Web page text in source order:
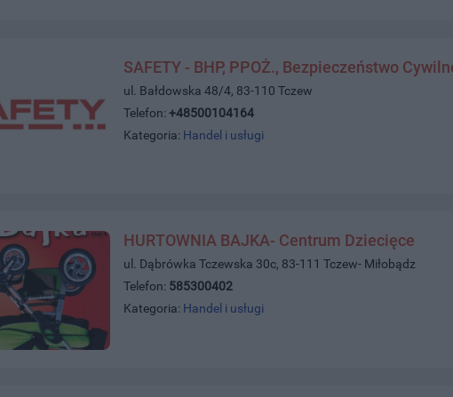
SAFETY - BHP, PPOŻ., Bezpieczeństwo
ul. Bałdowska 48/4, 83-110 Tczew
Telefon:+48500104164
Kategoria: Handel i usługi
HURTOWNIA BAJKA- Centrum Dziecięce
ul. Dąbrówka Tczewska 30c, 83-111 Tczew- Miłobądz
Telefon: 585300402
Kategoria: Handel i usługi